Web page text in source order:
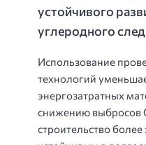
устойчивого
углеродного
Использование
технологий
энергозатратных
снижению выбросов
строительство